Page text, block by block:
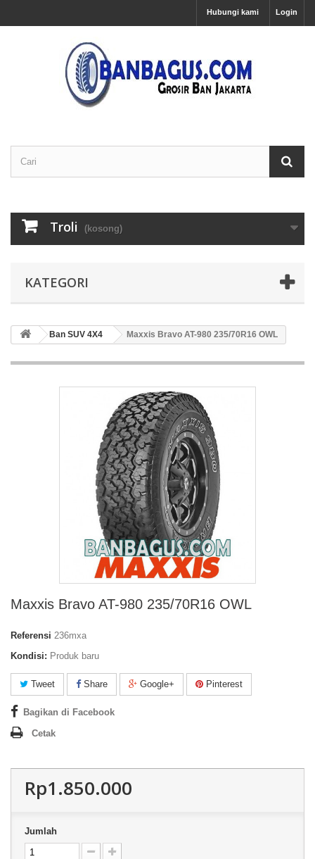
Login
Hubungi kami
Troli (kosong)
KATEGORI
Ban SUV 4X4 Maxxis Bravo AT-980 235/70R16 OWL
Maxxis Bravo AT-980 235/70R16 OWL
Referensi 236mxa
Kondisi: Produk baru
Tweet Share Google+ Pinterest
Bagikan di Facebook
Cetak
Rp1.850.000
Jumlah